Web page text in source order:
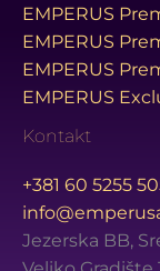
EMPERUS
EMPERUS
EMPERUS
EMPERUS
Kontakt
+381 60 5255
Jezerska BB,